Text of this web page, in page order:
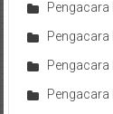
Pengacara
Pengacara
Pengacara
Pengacara